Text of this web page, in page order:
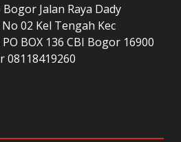
Jalan Raya Dady
02 Kel Tengah Kec
BOX 136 CBI Bogor 16900
08118419260